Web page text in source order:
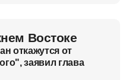
Востоке
откажутся от
заявил глава